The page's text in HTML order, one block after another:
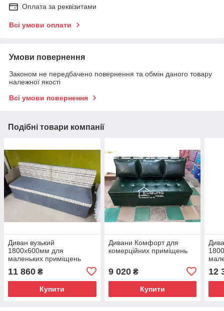
Оплата за реквізитами
Всі умови оплати
Умови повернення
Законом не передбачено повернення та обмін даного товару
належної якості
Всі умови повернення
Подібні товари компанії
Диван вузький
1800х600мм для
маленьких приміщень
11 860 ₴
Купити
Дивани Комфорт для
комерційних приміщень
9 020₴
Купити
12